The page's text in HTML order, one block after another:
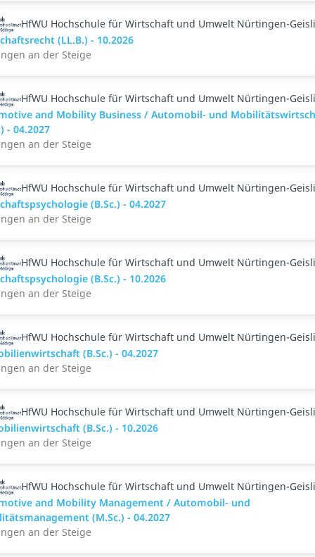
HfWU Hochschule für Wirtschaft und Umwelt Nürtingen-
(LL.B.) - 10.2026
an der Steige
HfWU Hochschule für Wirtschaft und Umwelt Nürtingen-
and Mobility Business / Automobil- und
- 04.2027
an der Steige
HfWU Hochschule für Wirtschaft und Umwelt Nürtingen-
(B.Sc.) - 04.2027
an der Steige
HfWU Hochschule für Wirtschaft und Umwelt Nürtingen-
(B.Sc.) - 10.2026
an der Steige
HfWU Hochschule für Wirtschaft und Umwelt Nürtingen-
(B.Sc.) - 04.2027
an der Steige
HfWU Hochschule für Wirtschaft und Umwelt Nürtingen-
(B.Sc.) - 10.2026
an der Steige
HfWU Hochschule für Wirtschaft und Umwelt Nürtingen-
and Mobility Management / Automobil- und
(M.Sc.) - 04.2027
an der Steige